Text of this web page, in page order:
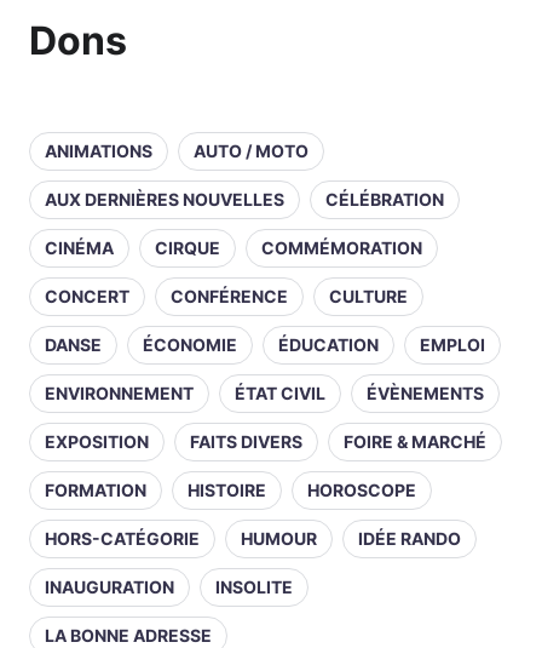
Dons
ANIMATIONS AUTO / MOTO
AUX DERNIÈRES NOUVELLES CÉLÉBRATION
CINÉMA CIRQUE COMMÉMORATION
CONCERT CONFÉRENCE CULTURE
DANSE ÉCONOMIE ÉDUCATION EMPLOI
ENVIRONNEMENT ÉTAT CIVIL ÉVÈNEMENTS
EXPOSITION FAITS DIVERS FOIRE & MARCHÉ
FORMATION HISTOIRE HOROSCOPE
HORS-CATÉGORIE HUMOUR IDÉE RANDO
INAUGURATION INSOLITE
LA BONNE ADRESSE